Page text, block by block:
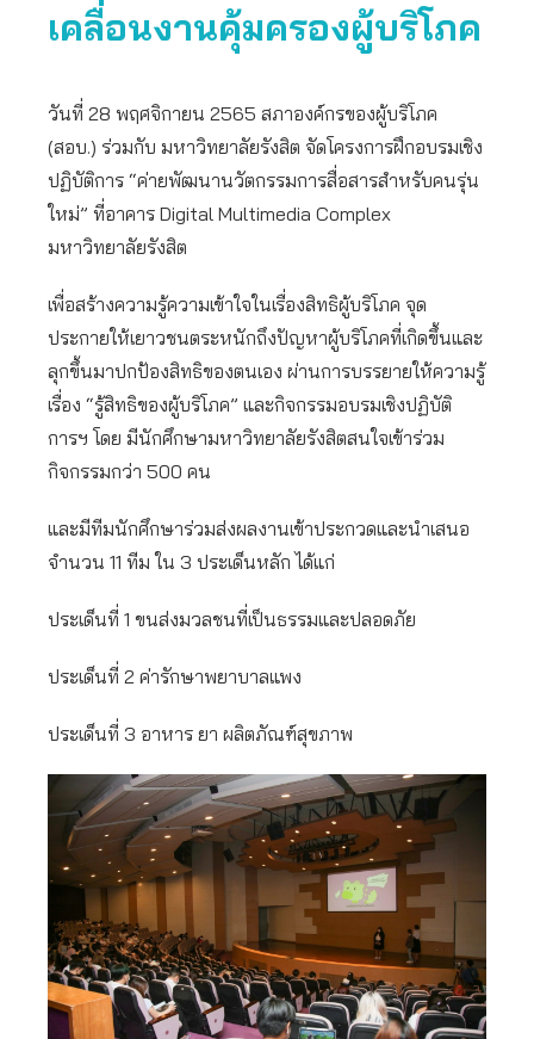
เคลื่อนงานคุ้มครองผู้บริโภค
วันที่ 28 พฤศจิกายน 2565 สภาองค์กรของผู้บริโภค
(สอบ.) ร่วมกับ มหาวิทยาลัยรังสิต จัดโครงการฝึกอบรมเชิง
ปฏิบัติการ “ค่ายพัฒนานวัตกรรมการสื่อสารสำหรับคนรุ่น
ใหม่” ที่อาคาร Digital Multimedia Complex
มหาวิทยาลัยรังสิต
เพื่อสร้างความรู้ความเข้าใจในเรื่องสิทธิผู้บริโภค จุด
ประกายให้เยาวชนตระหนักถึงปัญหาผู้บริโภคที่เกิดขึ้นและ
ลุกขึ้นมาปกป้องสิทธิของตนเอง ผ่านการบรรยายให้ความรู้
เรื่อง “รู้สิทธิของผู้บริโภค” และกิจกรรมอบรมเชิงปฏิบัติ
การฯ โดย มีนักศึกษามหาวิทยาลัยรังสิตสนใจเข้าร่วม
กิจกรรมกว่า 500 คน
และมีทีมนักศึกษาร่วมส่งผลงานเข้าประกวดและนำเสนอ
จำนวน 11 ทีม ใน 3 ประเด็นหลัก ได้แก่
ประเด็นที่ 1 ขนส่งมวลชนที่เป็นธรรมและปลอดภัย
ประเด็นที่ 2 ค่ารักษาพยาบาลแพง
ประเด็นที่ 3 อาหาร ยา ผลิตภัณฑ์สุขภาพ